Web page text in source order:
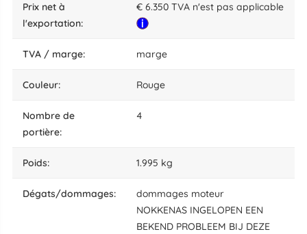
Prix net à
l'exportation:
€ 6.350 TVA n'est pas applicable
TVA / marge: marge
couleur: Rouge
nombre de
portière:
4
poids: 1.995 kg
dégats/dommages:
dommages moteur
NOKKENAS INGELOPEN EEN
BEKEND PROBLEEM BIJ DEZE